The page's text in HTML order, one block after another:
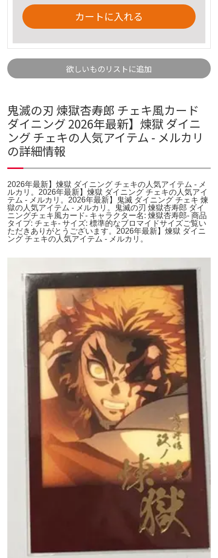
カートに入れる
欲しいものリストに追加
鬼滅の刃 煉獄杏寿郎 チェキ風カード
ダイニング 2026年最新】煉獄 ダイニ
ング チェキの人気アイテム - メルカリ
の詳細情報
2026年最新】煉獄 ダイニング チェキの人気アイテム - メ
ルカリ。2026年最新】煉獄 ダイニング チェキの人気アイ
テム - メルカリ。2026年最新】鬼滅 ダイニング チェキ 煉
獄の人気アイテム - メルカリ。鬼滅の刃 煉獄杏寿郎 ダイ
ニングチェキ風カード- キャラクター名: 煉獄杏寿郎- 商品
タイプ: チェキ- サイズ: 標準的なブロマイドサイズご覧い
ただきありがとうございます。2026年最新】煉獄 ダイニ
ング チェキの人気アイテム - メルカリ。